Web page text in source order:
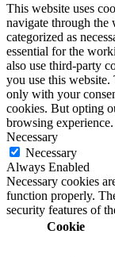
This website uses
navigate through the
categorized as
essential for the
also use third-party
you use this
only with your
cookies. But opting
browsing experience.
Necessary
Necessary
Always Enabled
Necessary cookies
function properly.
security features of
Cookie